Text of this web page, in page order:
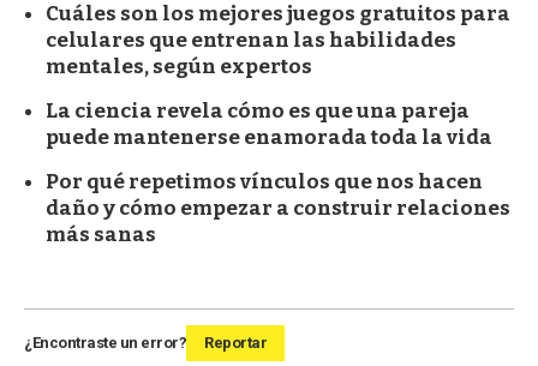
Cuáles son los mejores juegos gratuitos para
celulares que entrenan las habilidades
mentales, según expertos
La ciencia revela cómo es que una pareja
puede mantenerse enamorada toda la vida
Por qué repetimos vínculos que nos hacen
daño y cómo empezar a construir relaciones
más sanas
¿Encontraste un error? Reportar